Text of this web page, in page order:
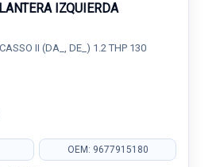
IZQUIERDA
II (DA_, DE_) 1.2 THP 130
OEM: 9677915180